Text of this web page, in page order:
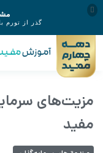
مزیت‌های
مفید